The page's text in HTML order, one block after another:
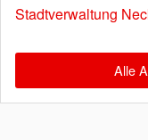
Stadtverwaltung
Alle